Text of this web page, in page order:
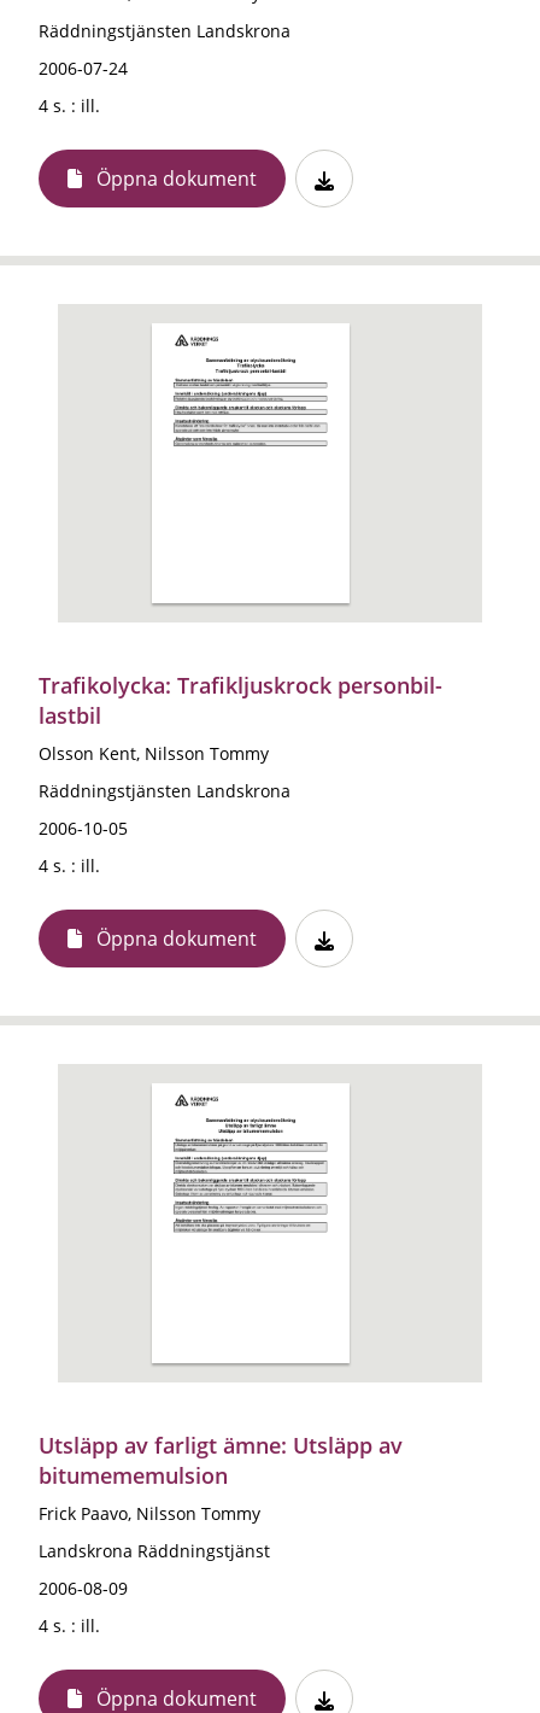
Räddningstjänsten Landskrona
2006-07-24
4 s. : ill.
Öppna dokument
Trafikolycka: Trafikljuskrock personbil-
lastbil
Olsson Kent, Nilsson Tommy
Räddningstjänsten Landskrona
2006-10-05
4 s. : ill.
Öppna dokument
Utsläpp av farligt ämne: Utsläpp av
bitumememulsion
Frick Paavo, Nilsson Tommy
Landskrona Räddningstjänst
2006-08-09
4 s. : ill.
Öppna dokument